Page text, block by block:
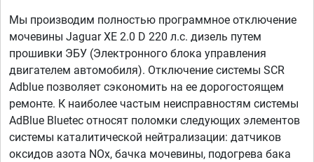
Мы производим полностью программное отключение
мочевины Jaguar XE 2.0 D 220 л.с. дизель путем
прошивки ЭБУ (Электронного блока управления
двигателем автомобиля). Отключение системы SCR
Adblue позволяет сэкономить на ее дорогостоящем
ремонте. К наиболее частым неисправностям системы
AdBlue Bluetec относят поломки следующих элементов
системы каталитической нейтрализации: датчиков
оксидов азота NOx, бачка мочевины, подогрева бака